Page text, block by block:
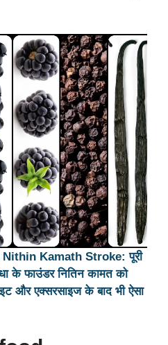
Kamath Stroke: पूरी
के फाउंडर नितिन कामत को
और एक्सरसाइज के बाद भी ऐसा